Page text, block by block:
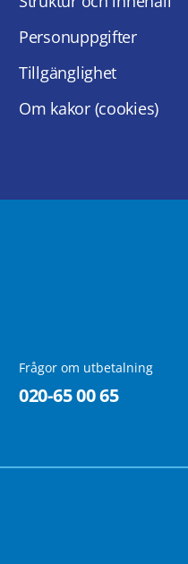
Personuppgifter
Tillgänglighet
Om kakor (cookies)
Frågor om utbetalning
020-65 00 65